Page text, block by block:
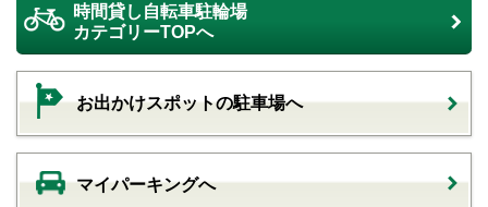
時間貸し自転車駐輪場
カテゴリーTOPへ
お出かけスポットの駐車場へ
マイパーキングへ